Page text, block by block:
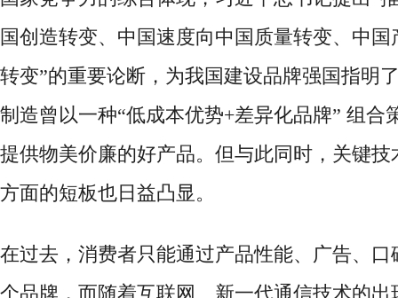
国创造转变、中国速度向中国质量转变、中
转变”的重要论断，为我国建设品牌强国指明
制造曾以一种“低成本优势+差异化品牌” 组合
提供物美价廉的好产品。但与此同时，关键技
方面的短板也日益凸显。
在过去，消费者只能通过产品性能、广告、口
个品牌，而随着互联网、新一代通信技术的出